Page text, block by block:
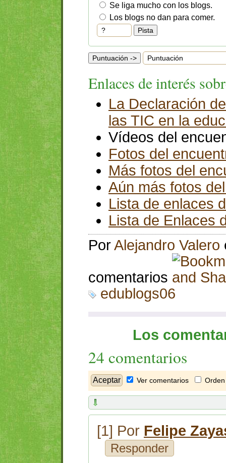
Se liga mucho con los blogs.
Los blogs no dan para comer.
Enlaces de interés
La Declaración
las TIC en la
Vídeos del
Fotos del
Más fotos del
Aún más fotos
Lista de enlaces
Lista de Enlaces
PorAlejandro Valero
comentarios
edublogs06
Los
24 comentarios
Ver comentarios
[1] Por Felipe
Responder